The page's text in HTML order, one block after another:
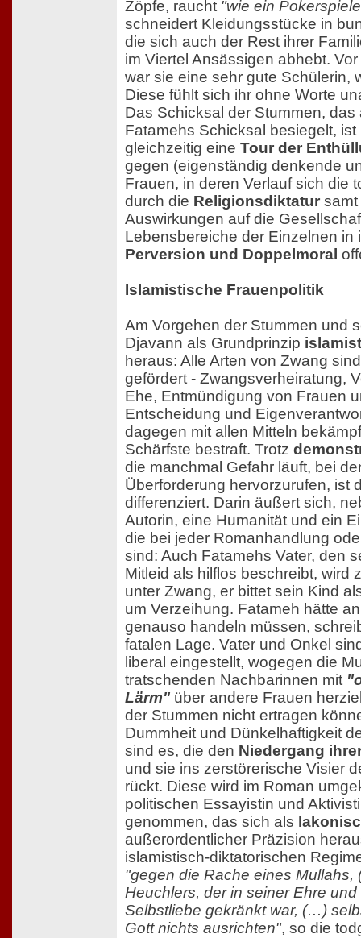
Zöpfe, raucht "wie ein
schneidert Kleidungsstücke in
die sich auch der Rest ihrer
im Viertel Ansässigen abhebt.
war sie eine sehr gute Schülerin,
Diese fühlt sich ihr ohne Worte
Das Schicksal der Stummen,
Fatamehs Schicksal besiegelt,
gleichzeitig eine Tour der
gegen (eigenständig denkende
Frauen, in deren Verlauf sich die
durch die Religionsdiktatur
Auswirkungen auf die
Lebensbereiche der Einzelnen in
Perversion und Doppelmoral
Islamistische Frauenpolitik
Am Vorgehen der Stummen und
Djavann als Grundprinzip
heraus: Alle Arten von Zwang
gefördert - Zwangsverheiratung,
Ehe, Entmündigung von Frauen
Entscheidung und
dagegen mit allen Mitteln
Schärfste bestraft. Trotz
die manchmal Gefahr läuft, bei
Überforderung hervorzurufen, ist
differenziert. Darin äußert sich,
Autorin, eine Humanität und ein
die bei jeder Romanhandlung
sind: Auch Fatamehs Vater, den
Mitleid als hilflos beschreibt, wird
unter Zwang, er bittet sein Kind
um Verzeihung. Fatameh hätte
genauso handeln müssen,
fatalen Lage. Vater und Onkel
liberal eingestellt, wogegen die
tratschenden Nachbarinnen mit
Lärm" über andere Frauen
der Stummen nicht ertragen
Dummheit und Dünkelhaftigkeit
sind es, die den Niedergang
und sie ins zerstörerische Visier
rückt. Diese wird im Roman
politischen Essayistin und
genommen, das sich als
außerordentlicher Präzision
islamistisch-diktatorischen
"gegen die Rache eines
Heuchlers, der in seiner Ehre
Selbstliebe gekränkt war, (…)
Gott nichts ausrichten", so die